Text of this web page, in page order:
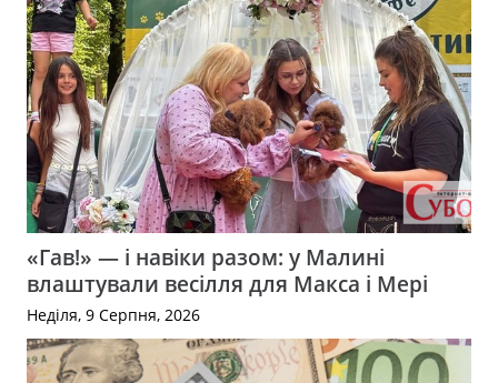
«Гав!» — і навіки разом: у Малині
влаштували весілля для Макса і Мері
Неділя, 9 Серпня, 2026